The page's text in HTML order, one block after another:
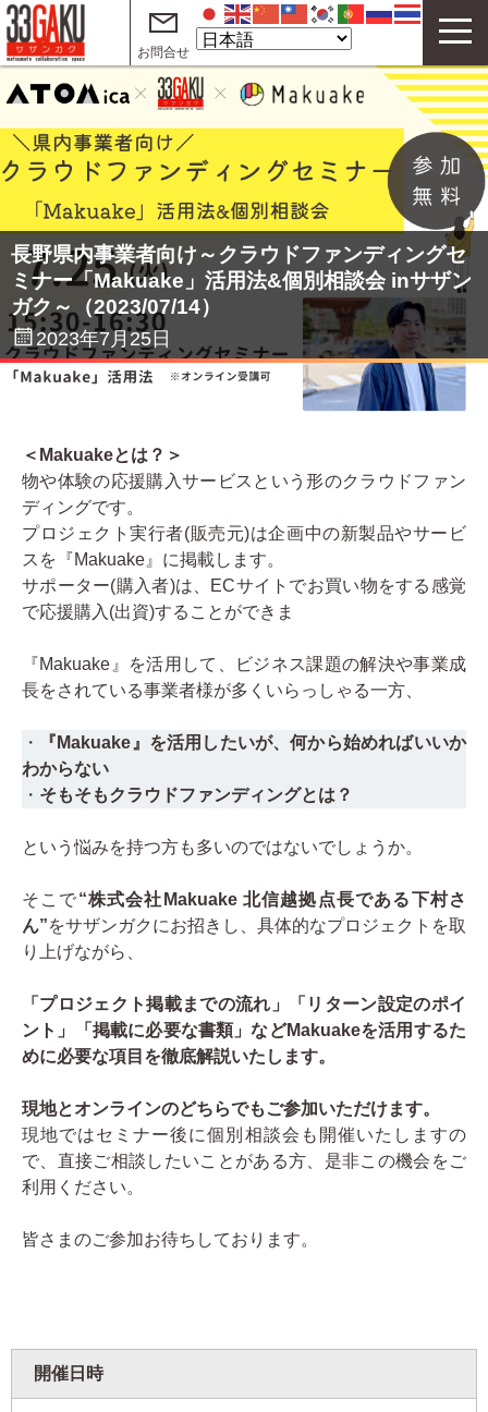
33GAKUについて
コワーキングスペース
サテライトオフィス
テレワークオフィス
イベント
サザンガク動画 on YouTube
起業・創業支援動画 on YouTube
よくある質問
お問い合わせ
関連リンク
お問合せ
長野県内事業者向け～クラウドファンディングセ
ミナー「Makuake」活用法&個別相談会 inサザン
ガク～（2023/07/14）
2023年7月25日
＜Makuakeとは？＞
物や体験の応援購入サービスという形のクラウドファン
ディングです。
プロジェクト実行者(販売元)は企画中の新製品やサービ
スを『Makuake』に掲載します。
サポーター(購入者)は、ECサイトでお買い物をする感覚
で応援購入(出資)することができま
『Makuake』を活用して、ビジネス課題の解決や事業成
長をされている事業者様が多くいらっしゃる一方、
・
『Makuake』を活用したいが、何から始めればいいか
わからない
・ そもそもクラウドファンディングとは？
という悩みを持つ方も多いのではないでしょうか。
そこで“株式会社Makuake 北信越拠点長である下村さ
ん”をサザンガクにお招きし、具体的なプロジェクトを取
り上げながら、
「プロジェクト掲載までの流れ」「リターン設定のポイ
ント」「掲載に必要な書類」などMakuakeを活用するた
めに必要な項目を徹底解説いたします。
現地とオンラインのどちらでもご参加いただけます。
現地ではセミナー後に個別相談会も開催いたしますの
で、直接ご相談したいことがある方、是非この機会をご
利用ください。
皆さまのご参加お待ちしております。
開催日時